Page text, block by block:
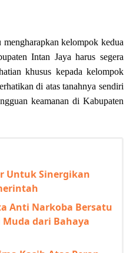
kelompok kedua
Intan Jaya harus segera
khusus kepada kelompok
di atas tanahnya sendiri
keamanan di Kabupaten
Untuk Sinergikan
Anti Narkoba Bersatu
dari Bahaya